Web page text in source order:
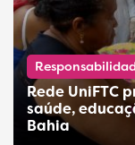
Rede UniFTC
saúde,
Bahia